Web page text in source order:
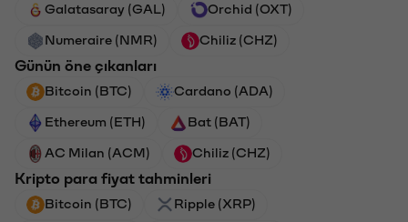
Galatasaray (GAL) Orchid (OXT)
Numeraire (NMR) Chiliz (CHZ)
Günün öne çıkanları
Bitcoin (BTC) Cardano (ADA)
Ethereum (ETH) Bat (BAT)
AC Milan (ACM) Chiliz (CHZ)
Kripto para fiyat tahminleri
Bitcoin (BTC) Ripple (XRP)